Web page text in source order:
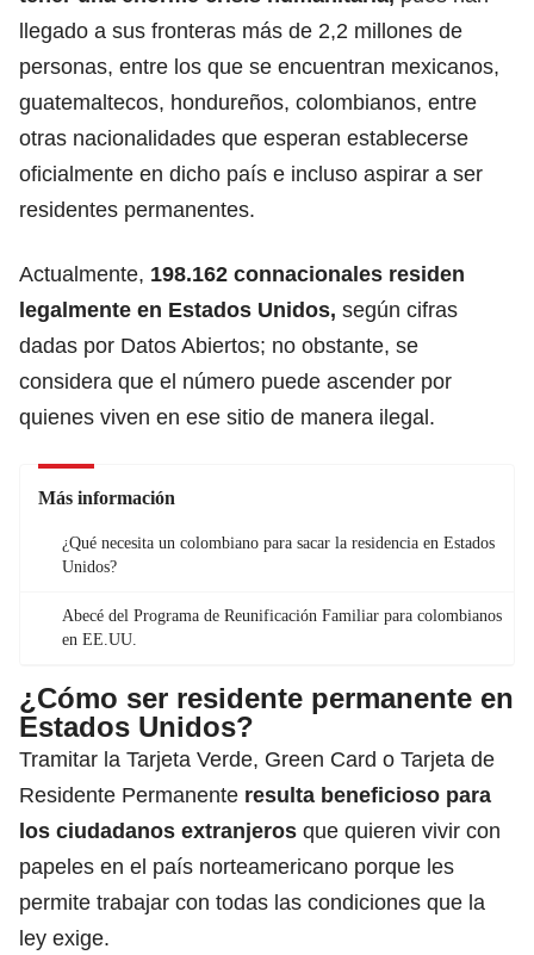
llegado a sus fronteras más de 2,2 millones de
personas, entre los que se encuentran mexicanos,
guatemaltecos, hondureños, colombianos, entre
otras nacionalidades que esperan establecerse
oficialmente en dicho país e incluso aspirar a ser
residentes permanentes.
Actualmente, 198.162 connacionales residen
legalmente en Estados Unidos, según cifras
dadas por Datos Abiertos; no obstante, se
considera que el número puede ascender por
quienes viven en ese sitio de manera ilegal.
Más información
¿Qué necesita un colombiano para sacar la residencia en Estados
Unidos?
Abecé del Programa de Reunificación Familiar para colombianos
en EE.UU.
¿Cómo ser residente permanente en
Estados Unidos?
Tramitar la Tarjeta Verde, Green Card o Tarjeta de
Residente Permanente resulta beneficioso para
los ciudadanos extranjeros que quieren vivir con
papeles en el país norteamericano porque les
permite trabajar con todas las condiciones que la
ley exige.